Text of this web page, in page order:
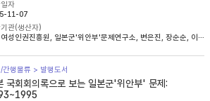
자
11-07
관(생산자)
한국여성인권진흥원, 일본군'위안부'문제연구소, 변은진, 장순순, 이태규, 심아정
간행물류 > 발행도서
국회회의록으로 보는 일본군'위안부' 문제: